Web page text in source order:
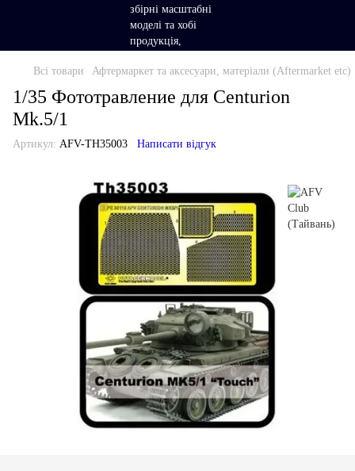
Всі товари Афтермаркет та аксесуари, матеріали (Aftermarket etc)
1/35 Фототравление для Centurion
Mk.5/1
Артикул: AFV-TH35003 Написати відгук